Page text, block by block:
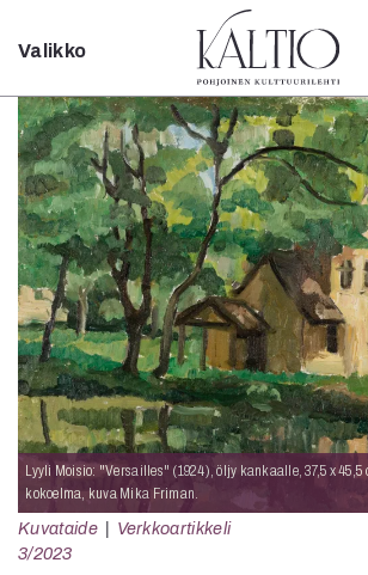
Sulje
Kategoriat
Verkkoartikkeli
Teatteri
Tanssi
Tanssi
Sarjakuva
Sámegillii
Pääkirjoitus
Paperilehdestä
Oulu2026
Näyttelyt
Musiikki
Levyt
Kuvataide
Valikko
Lyyli Moisio: "Versailles" (1924), öljy kankaalle, 37,5 x 45,5
kokoelma, kuva Mika Friman.
Kuvataide
Verkkoartikkeli
3/2023